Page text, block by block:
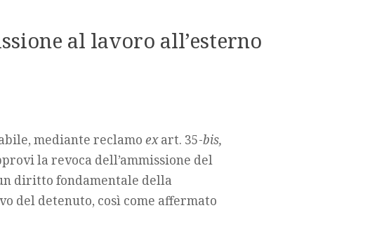
al lavoro all’esterno
mediante reclamo exart. 35-bis,
la revoca dell’ammissione del
diritto fondamentale della
del detenuto, così come affermato